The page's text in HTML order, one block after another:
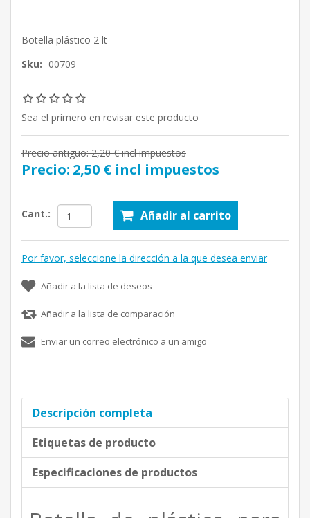
Botella plástico 2 lt
Sku: 00709
Sea el primero en revisar este producto
Precio antiguo: 2,20 € incl impuestos
Precio: 2,50 € incl impuestos
Cant.: Añadir al carrito
Por favor, seleccione la dirección a la que desea enviar
Añadir a la lista de deseos
Añadir a la lista de comparación
Enviar un correo electrónico a un amigo
Descripción completa
Etiquetas de producto
Especificaciones de productos